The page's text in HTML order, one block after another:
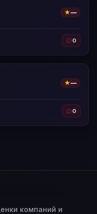
★—
0
★—
0
компаний и